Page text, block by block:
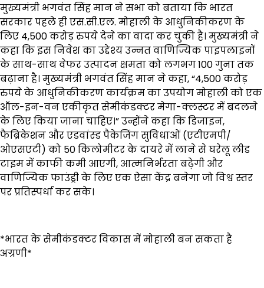
मुख्यमंत्री भगवंत सिंह मान ने सभा को बताया कि भारत
सरकार पहले ही एस.सी.एल. मोहाली के आधुनिकीकरण के
लिए 4,500 करोड़ रुपये देने का वादा कर चुकी है। मुख्यमंत्री ने
कहा कि इस निवेश का उद्देश्य उन्नत वाणिज्यिक पाइपलाइनों
के साथ-साथ वेफर उत्पादन क्षमता को लगभग 100 गुना तक
बढ़ाना है। मुख्यमंत्री भगवंत सिंह मान ने कहा, “4,500 करोड़
रुपये के आधुनिकीकरण कार्यक्रम का उपयोग मोहाली को एक
ऑल-इन-वन एकीकृत सेमीकंडक्टर मेगा-क्लस्टर में बदलने
के लिए किया जाना चाहिए।” उन्होंने कहा कि डिजाइन,
फैब्रिकेशन और एडवांस्ड पैकेजिंग सुविधाओं (एटीएमपी/
ओएसएटी) को 50 किलोमीटर के दायरे में लाने से घरेलू लीड
टाइम में काफी कमी आएगी, आत्मनिर्भरता बढ़ेगी और
वाणिज्यिक फाउंड्री के लिए एक ऐसा केंद्र बनेगा जो विश्व स्तर
पर प्रतिस्पर्धा कर सके।
*भारत के सेमीकंडक्टर विकास में मोहाली बन सकता है
अग्रणी*